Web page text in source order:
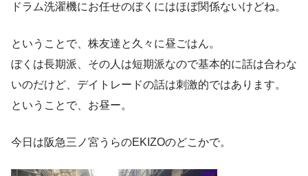
ドラム洗濯機にお任せのぼくにはほぼ関係ないけどね。
ということで、株友達と久々に昼ごはん。
ぼくは長期派、その人は短期派なので基本的に話は合わな
いのだけど、デイトレードの話は刺激的ではあります。
ということで、お昼ー。
今日は阪急三ノ宮うらのEKIZOのどこかで。